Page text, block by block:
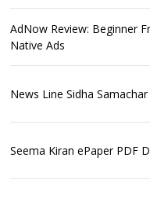
AdNow Review: Beginner
Native Ads
News Line Sidha
Seema Kiran ePaper PDF